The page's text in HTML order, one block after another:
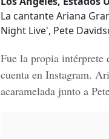
La cantante Ariana
Night Live', Pete
Fue la propia intérprete
cuenta en Instagram.
acaramelada junto a